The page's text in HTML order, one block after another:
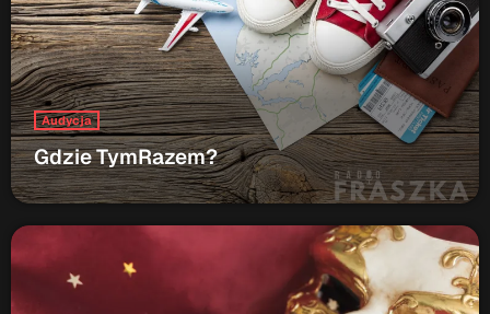
ON AIR
Upcoming shows
TOP CHART
Audycja
Gdzie TymRazem?